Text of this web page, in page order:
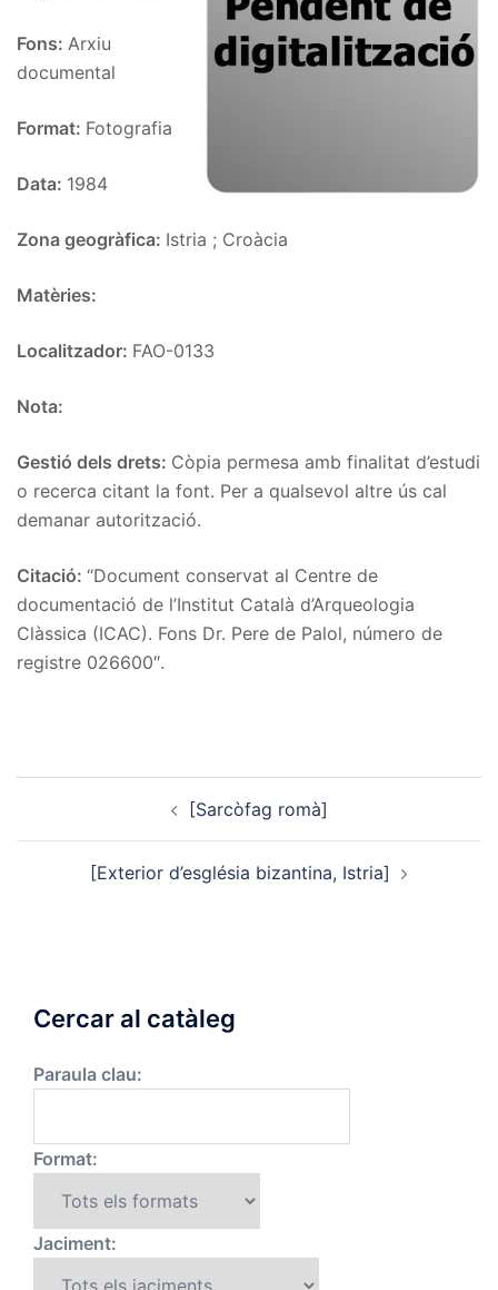
Fons: Arxiu
documental
Format: Fotografia
Data: 1984
Zona geogràfica: Istria ; Croàcia
Matèries:
Localitzador: FAO-0133
Nota:
Gestió dels drets: Còpia permesa amb finalitat d’estudi
o recerca citant la font. Per a qualsevol altre ús cal
demanar autorització.
Citació: “Document conservat al Centre de
documentació de l’Institut Català d’Arqueologia
Clàssica (ICAC). Fons Dr. Pere de Palol, número de
registre 026600″.
[Sarcòfag romà]
[Exterior d’església bizantina, Istria]
Cercar al catàleg
Paraula clau:
Format:
Jaciment: